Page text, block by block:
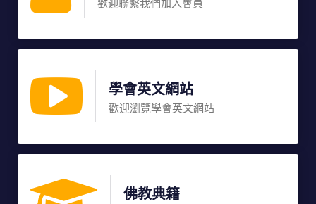
歡迎聯繫我們加入會員
學會英文網站
歡迎瀏覽學會英文網站
佛教典籍